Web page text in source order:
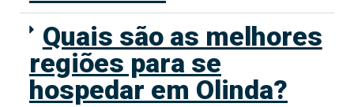
Quais são as melhores
regiões para se
hospedar em Olinda?